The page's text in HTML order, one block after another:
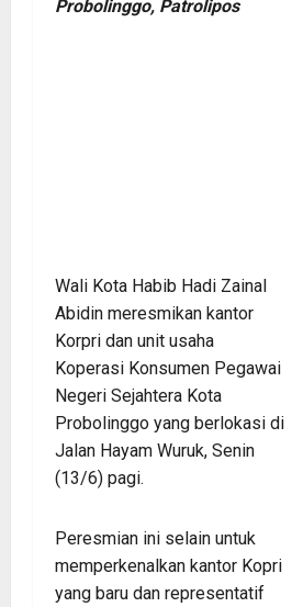
Probolinggo, Patrolipos
Wali Kota Habib Hadi Zainal
Abidin meresmikan kantor
Korpri dan unit usaha
Koperasi Konsumen Pegawai
Negeri Sejahtera Kota
Probolinggo yang berlokasi di
Jalan Hayam Wuruk, Senin
(13/6) pagi.
Peresmian ini selain untuk
memperkenalkan kantor Kopri
yang baru dan representatif